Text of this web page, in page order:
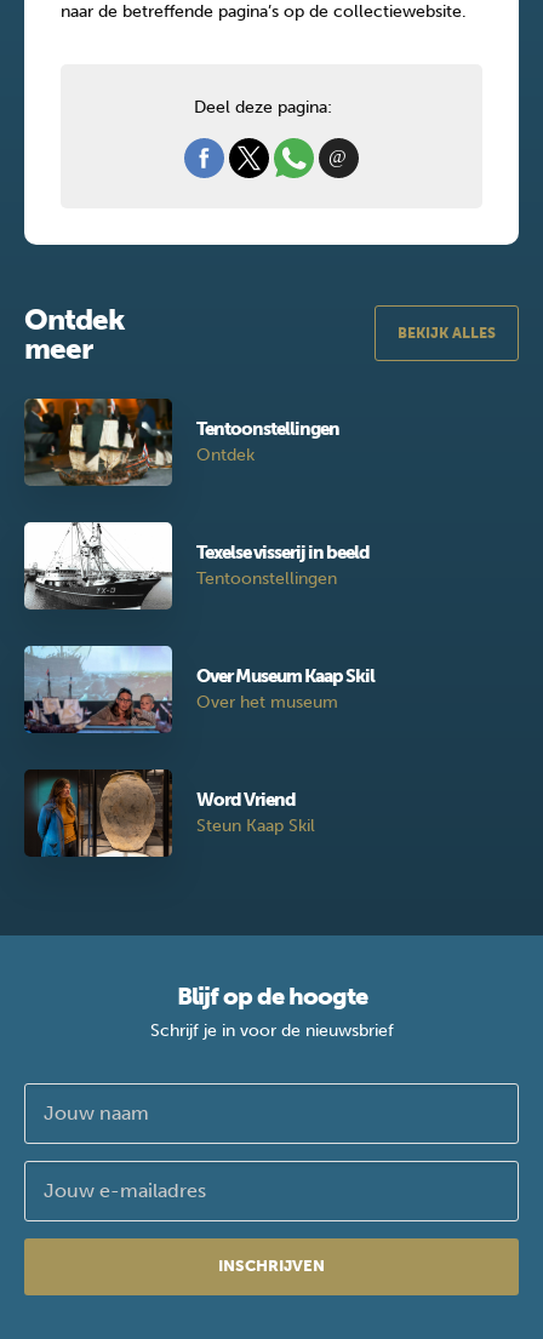
naar de betreffende pagina’s op de collectiewebsite.
Deel deze pagina:
Ontdek
meer
BEKIJK ALLES
Tentoonstellingen
Ontdek
Texelse visserij in beeld
Tentoonstellingen
Over Museum Kaap Skil
Over het museum
Word Vriend
Steun Kaap Skil
Blijf op de hoogte
Schrijf je in voor de nieuwsbrief
INSCHRIJVEN